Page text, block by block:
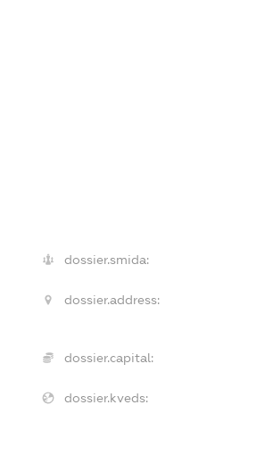
dossier.smida:
dossier.address:
dossier.capital:
dossier.kveds: